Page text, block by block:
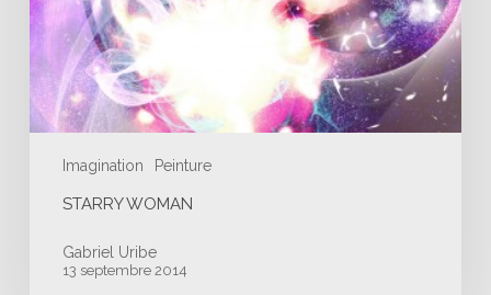
Imagination Peinture
STARRY WOMAN
Gabriel Uribe
13 septembre 2014